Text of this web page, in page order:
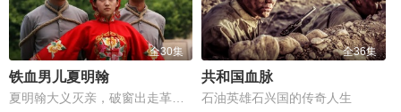
全30集
铁血男儿夏明翰
全36集
共和国血脉
石油英雄石兴国的传奇人生